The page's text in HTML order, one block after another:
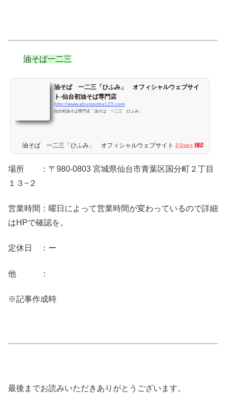
油そば一二三
油そば 一二三「ひふみ」 オフィシャルウェブサイ
ト-仙台初油そば専門店
http://www.aburasoba123.com
仙台初油そば専門店「油そば 一二三 ひふみ」
油そば 一二三「ひふみ」 オフィシャルウェブサイト - 仙台初油そば専
2 Users 1 Pocket
場所 ：〒980-0803 宮城県仙台市青葉区国分町２丁目
１３−２
営業時間：曜日によって営業時間が変わっているので詳細
はHPで確認を。
定休日 ：ー
他 ：
※記事作成時
最後までお読みいただきありがとうございます。